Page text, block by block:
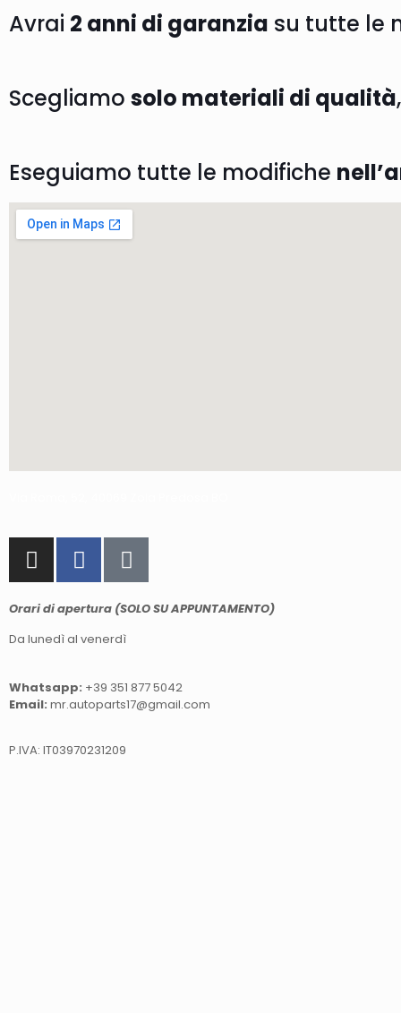
Avrai 2 anni di garanzia su tutte le
Scegliamo solo materiali di qualità
Eseguiamo tutte le modifiche
Orari di apertura (SOLO SU APPUNTAMENTO)
Da lunedì al venerdì
Whatsapp: +39 351 877 5042
Email: mr.autoparts17@gmail.com
P.IVA: IT03970231209